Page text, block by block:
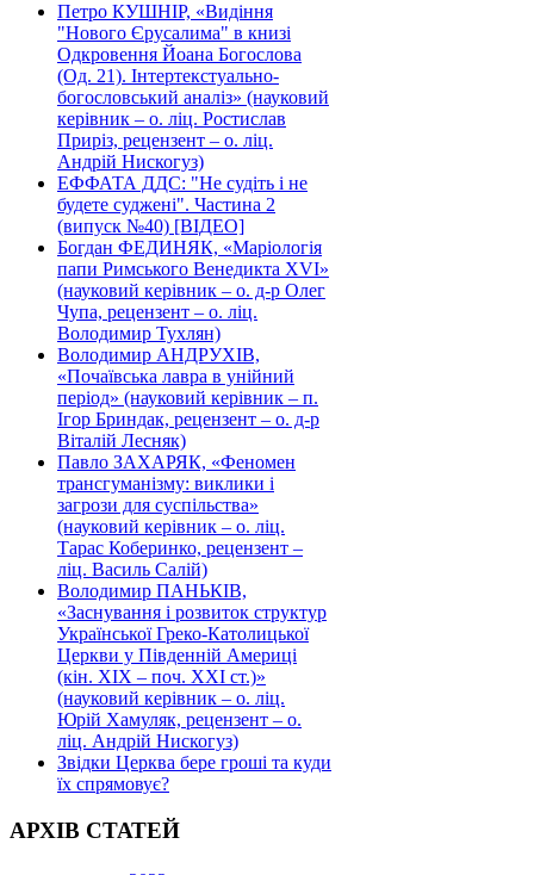
Петро КУШНІР, «Видіння
"Нового Єрусалима" в книзі
Одкровення Йоана Богослова
(Од. 21). Інтертекстуально-
богословський аналіз» (науковий
керівник – о. ліц. Ростислав
Приріз, рецензент – о. ліц.
Андрій Нискогуз)
ЕФФАТА ДДС: "Не судіть і не
будете суджені". Частина 2
(випуск №40) [ВІДЕО]
Богдан ФЕДИНЯК, «Маріологія
папи Римського Венедикта XVI»
(науковий керівник – о. д-р Олег
Чупа, рецензент – о. ліц.
Володимир Тухлян)
Володимир АНДРУХІВ,
«Почаївська лавра в унійний
період» (науковий керівник – п.
Ігор Бриндак, рецензент – о. д-р
Віталій Лесняк)
Павло ЗАХАРЯК, «Феномен
трансгуманізму: виклики і
загрози для суспільства»
(науковий керівник – о. ліц.
Тарас Коберинко, рецензент –
ліц. Василь Салій)
Володимир ПАНЬКІВ,
«Заснування і розвиток структур
Української Греко-Католицької
Церкви у Південній Америці
(кін. ХІХ – поч. ХХІ ст.)»
(науковий керівник – о. ліц.
Юрій Хамуляк, рецензент – о.
ліц. Андрій Нискогуз)
Звідки Церква бере гроші та куди
їх спрямовує?
АРХІВ СТАТЕЙ